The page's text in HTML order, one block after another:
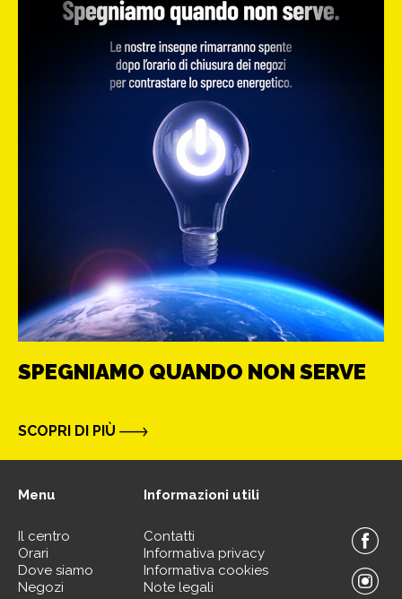
SPEGNIAMO QUANDO NON SERVE
SCOPRI DI PIÙ
Menu
Il centro
Orari
Dove siamo
Negozi
Informazioni utili
Contatti
Informativa privacy
Informativa cookies
Note legali